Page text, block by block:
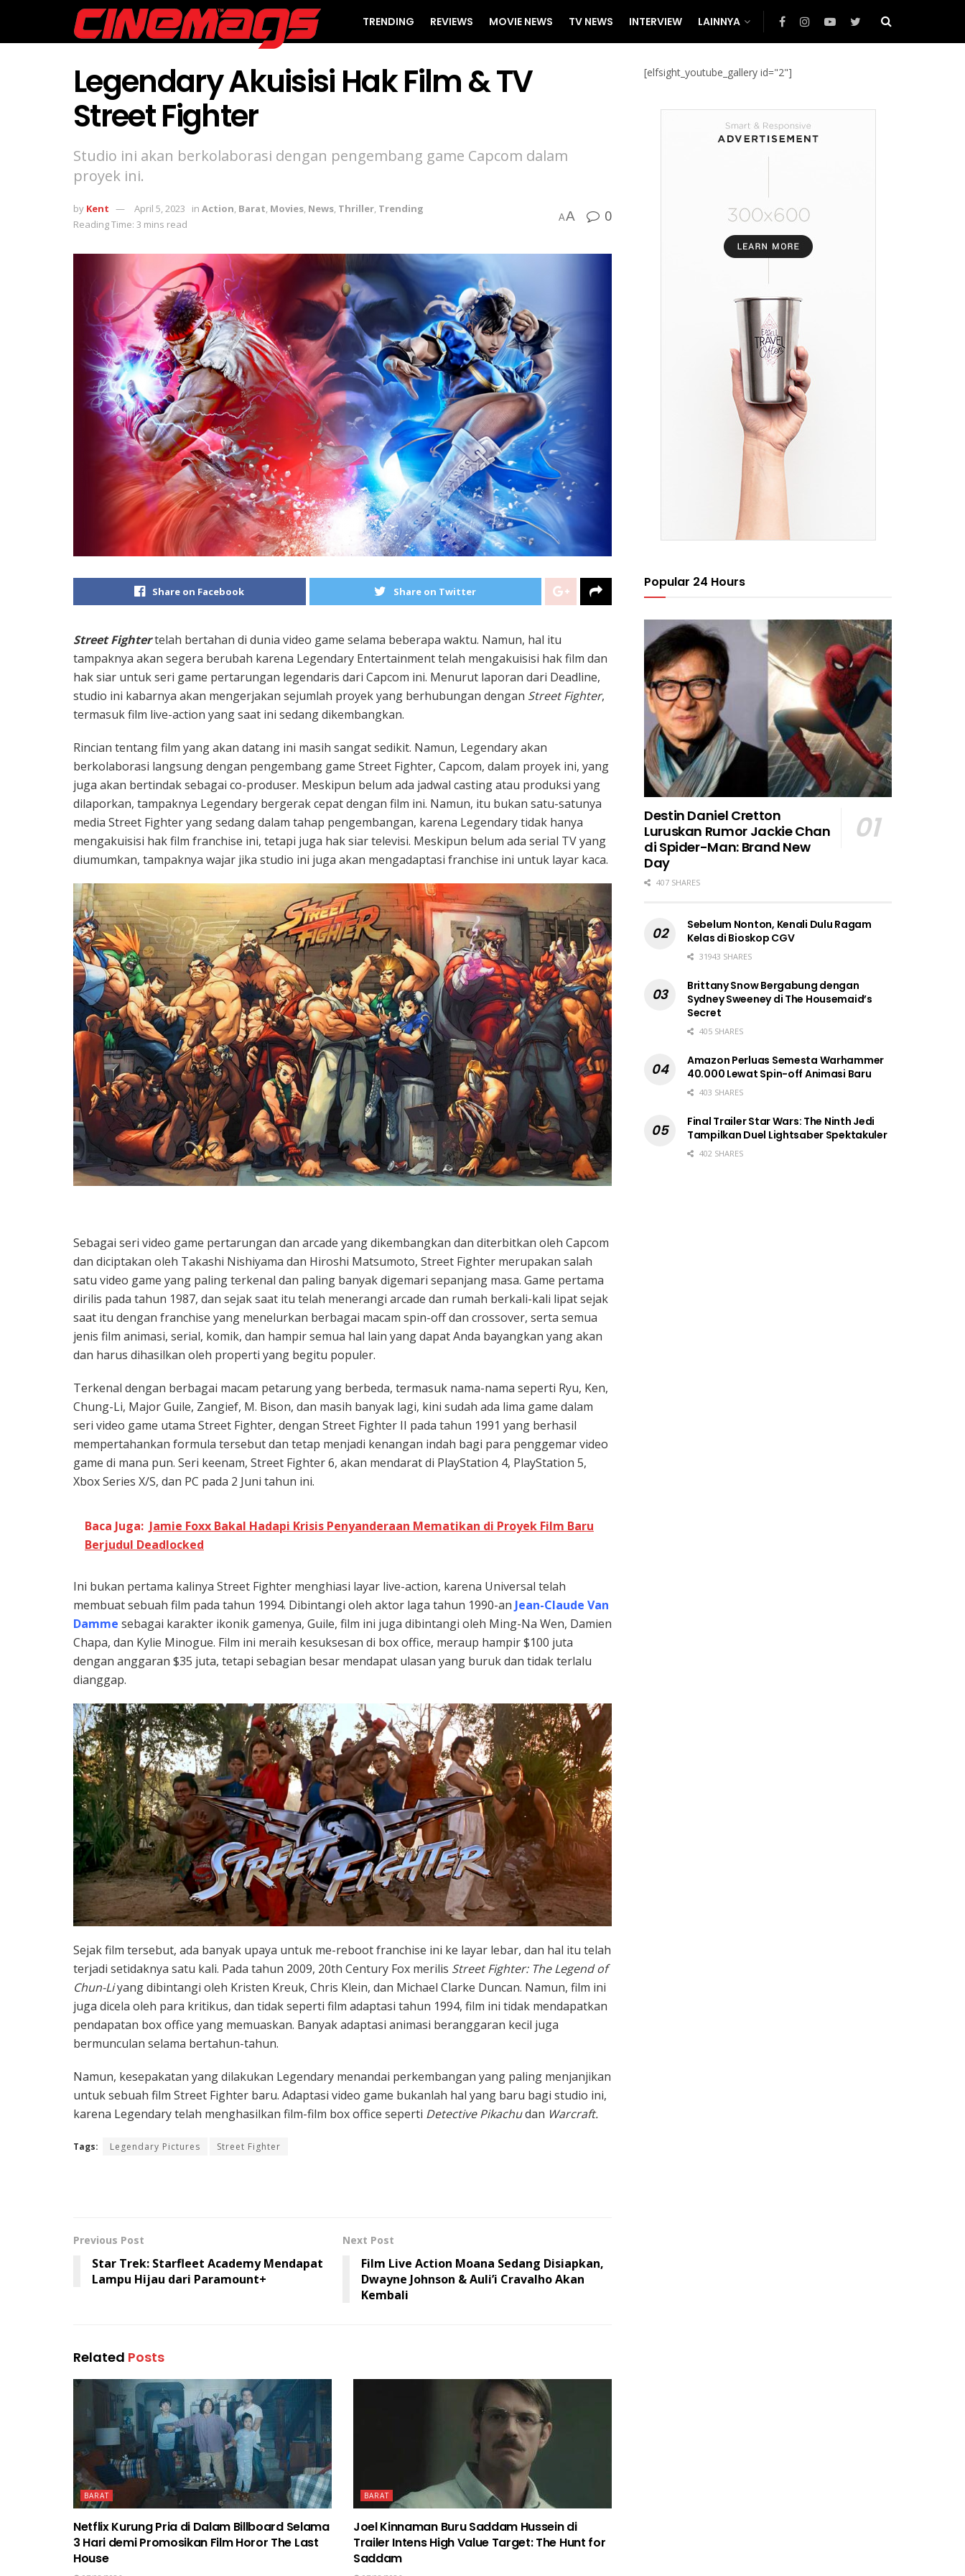
TRENDING REVIEWS MOVIE NEWS TV NEWS INTERVIEW LAINNYA
Legendary Akuisisi Hak Film & TV
Street Fighter
Studio ini akan berkolaborasi dengan pengembang game Capcom dalam
proyek ini.
by Kent April 5, 2023 in Action, Barat, Movies, News, Thriller, Trending
Reading Time: 3 mins read
AA 0
Share on Facebook Share on Twitter
Street Fightertelah bertahan di dunia video game selama beberapa waktu. Namun, hal itu
tampaknya akan segera berubah karena Legendary Entertainment telah mengakuisisi hak film dan
hak siar untuk seri game pertarungan legendaris dari Capcom ini. Menurut laporan dari Deadline,
studio ini kabarnya akan mengerjakan sejumlah proyek yang berhubungan dengan Street Fighter,
termasuk film live-action yang saat ini sedang dikembangkan.
Rincian tentang film yang akan datang ini masih sangat sedikit. Namun, Legendary akan
berkolaborasi langsung dengan pengembang game Street Fighter, Capcom, dalam proyek ini, yang
juga akan bertindak sebagai co-produser. Meskipun belum ada jadwal casting atau produksi yang
dilaporkan, tampaknya Legendary bergerak cepat dengan film ini. Namun, itu bukan satu-satunya
media Street Fighter yang sedang dalam tahap pengembangan, karena Legendary tidak hanya
mengakuisisi hak film franchise ini, tetapi juga hak siar televisi. Meskipun belum ada serial TV yang
diumumkan, tampaknya wajar jika studio ini juga akan mengadaptasi franchise ini untuk layar kaca.
Sebagai seri video game pertarungan dan arcade yang dikembangkan dan diterbitkan oleh Capcom
dan diciptakan oleh Takashi Nishiyama dan Hiroshi Matsumoto, Street Fighter merupakan salah
satu video game yang paling terkenal dan paling banyak digemari sepanjang masa. Game pertama
dirilis pada tahun 1987, dan sejak saat itu telah menerangi arcade dan rumah berkali-kali lipat sejak
saat itu dengan franchise yang menelurkan berbagai macam spin-off dan crossover, serta semua
jenis film animasi, serial, komik, dan hampir semua hal lain yang dapat Anda bayangkan yang akan
dan harus dihasilkan oleh properti yang begitu populer.
Terkenal dengan berbagai macam petarung yang berbeda, termasuk nama-nama seperti Ryu, Ken,
Chung-Li, Major Guile, Zangief, M. Bison, dan masih banyak lagi, kini sudah ada lima game dalam
seri video game utama Street Fighter, dengan Street Fighter II pada tahun 1991 yang berhasil
mempertahankan formula tersebut dan tetap menjadi kenangan indah bagi para penggemar video
game di mana pun. Seri keenam, Street Fighter 6, akan mendarat di PlayStation 4, PlayStation 5,
Xbox Series X/S, dan PC pada 2 Juni tahun ini.
Baca Juga: Jamie Foxx Bakal Hadapi Krisis Penyanderaan Mematikan di Proyek Film Baru
Berjudul Deadlocked
Ini bukan pertama kalinya Street Fighter menghiasi layar live-action, karena Universal telah
membuat sebuah film pada tahun 1994. Dibintangi oleh aktor laga tahun 1990-an Jean-Claude Van
Damme sebagai karakter ikonik gamenya, Guile, film ini juga dibintangi oleh Ming-Na Wen, Damien
Chapa, dan Kylie Minogue. Film ini meraih kesuksesan di box office, meraup hampir $100 juta
dengan anggaran $35 juta, tetapi sebagian besar mendapat ulasan yang buruk dan tidak terlalu
dianggap.
Sejak film tersebut, ada banyak upaya untuk me-reboot franchise ini ke layar lebar, dan hal itu telah
terjadi setidaknya satu kali. Pada tahun 2009, 20th Century Fox merilis Street Fighter: The Legend of
Chun-Liyang dibintangi oleh Kristen Kreuk, Chris Klein, dan Michael Clarke Duncan. Namun, film ini
juga dicela oleh para kritikus, dan tidak seperti film adaptasi tahun 1994, film ini tidak mendapatkan
pendapatan box office yang memuaskan. Banyak adaptasi animasi beranggaran kecil juga
bermunculan selama bertahun-tahun.
Namun, kesepakatan yang dilakukan Legendary menandai perkembangan yang paling menjanjikan
untuk sebuah film Street Fighter baru. Adaptasi video game bukanlah hal yang baru bagi studio ini,
karena Legendary telah menghasilkan film-film box office seperti Detective Pikachudan Warcraft.
Tags: Legendary Pictures Street Fighter
Previous Post
Star Trek: Starfleet Academy Mendapat
Lampu Hijau dari Paramount+
Next Post
Film Live Action Moana Sedang Disiapkan,
Dwayne Johnson & Auli’i Cravalho Akan
Kembali
Related Posts
BARAT
Netflix Kurung Pria di Dalam Billboard Selama
3 Hari demi Promosikan Film Horor The Last
House
BARAT
Joel Kinnaman Buru Saddam Hussein di
Trailer Intens High Value Target: The Hunt for
Saddam
[elfsight_youtube_gallery id="2"]
Popular 24 Hours
Destin Daniel Cretton
Luruskan Rumor Jackie Chan
di Spider-Man: Brand New
Day
407 SHARES
Sebelum Nonton, Kenali Dulu Ragam
Kelas di Bioskop CGV
31943 SHARES
Brittany Snow Bergabung dengan
Sydney Sweeney di The Housemaid’s
Secret
405 SHARES
Amazon Perluas Semesta Warhammer
40.000 Lewat Spin-off Animasi Baru
403 SHARES
Final Trailer Star Wars: The Ninth Jedi
Tampilkan Duel Lightsaber Spektakuler
402 SHARES